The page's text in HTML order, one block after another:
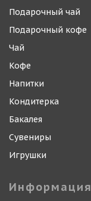
Подарочный чай
Подарочный кофе
Чай
Кофе
Напитки
Кондитерка
Бакалея
Сувениры
Игрушки
Информация